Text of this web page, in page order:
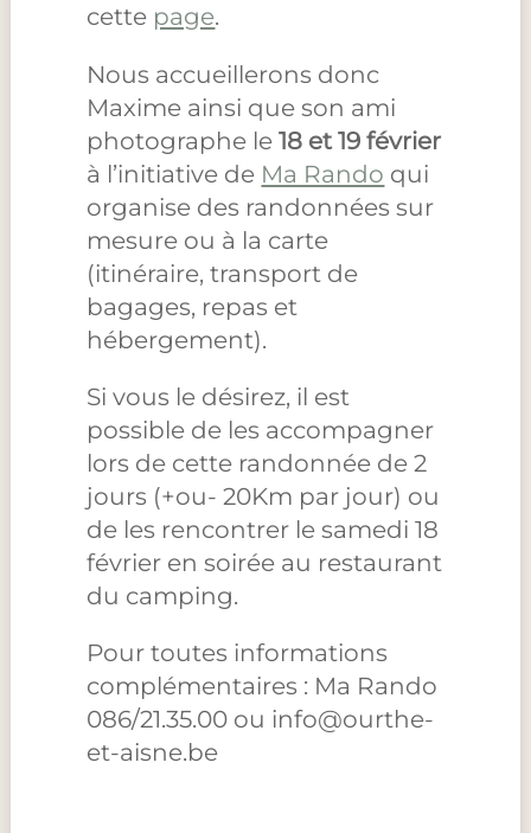
cette page.
Nous accueillerons donc
Maxime ainsi que son ami
photographe le18 et 19 février
à l’initiative de Ma Rando qui
organise des randonnées sur
mesure ou à la carte
(itinéraire, transport de
bagages, repas et
hébergement).
Si vous le désirez, il est
possible de les accompagner
lors de cette randonnée de 2
jours (+ou- 20Km par jour) ou
de les rencontrer le samedi 18
février en soirée au restaurant
du camping.
Pour toutes informations
complémentaires : Ma Rando
086/21.35.00 ou info@ourthe-
et-aisne.be